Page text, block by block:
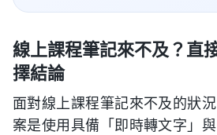
線上課程筆記來不及？直
擇結論
面對線上課程筆記來不及的狀
案是使用具備「即時轉文字」